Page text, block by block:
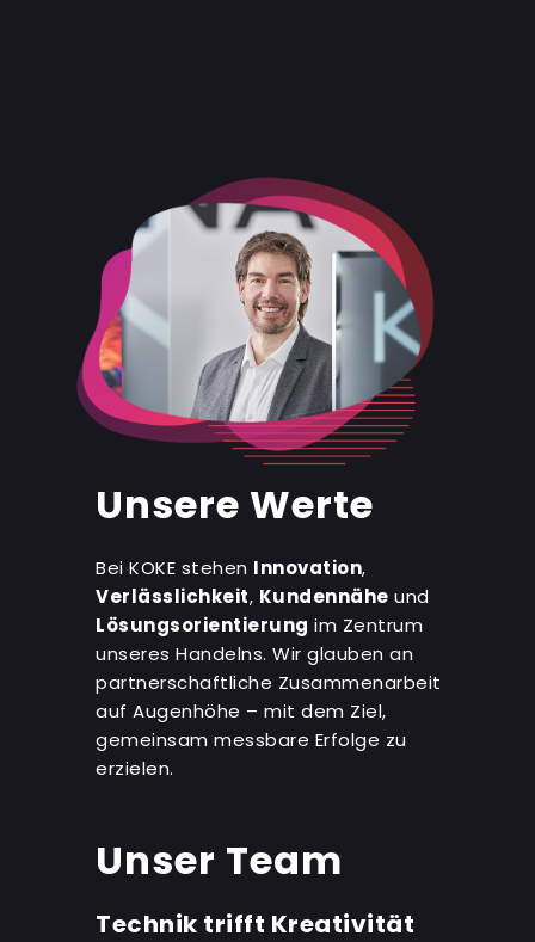
Unsere Werte
Bei KOKE stehen Innovation,
Verlässlichkeit, Kundennähe und
Lösungsorientierung im Zentrum
unseres Handelns. Wir glauben an
partnerschaftliche Zusammenarbeit
auf Augenhöhe – mit dem Ziel,
gemeinsam messbare Erfolge zu
erzielen.
Unser Team
Technik trifft Kreativität